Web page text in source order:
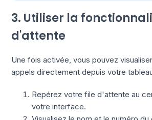
3. Utiliser la
d'attente
Une fois activée, vous pouvez
appels directement depuis votre
Repérez votre file d'attente au
votre interface.